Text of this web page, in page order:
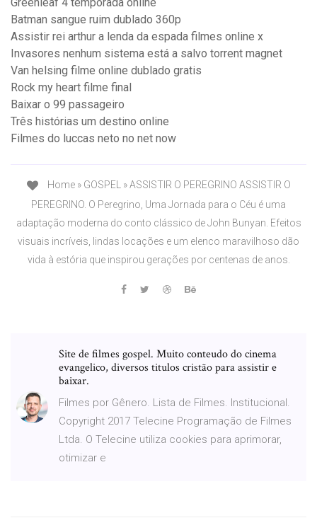
Greenleaf 4 temporada online
Batman sangue ruim dublado 360p
Assistir rei arthur a lenda da espada filmes online x
Invasores nenhum sistema está a salvo torrent magnet
Van helsing filme online dublado gratis
Rock my heart filme final
Baixar o 99 passageiro
Três histórias um destino online
Filmes do luccas neto no net now
Home » GOSPEL » ASSISTIR O PEREGRINO ASSISTIR O
PEREGRINO. O Peregrino, Uma Jornada para o Céu é uma
adaptação moderna do conto clássico de John Bunyan. Efeitos
visuais incríveis, lindas locações e um elenco maravilhoso dão
vida à estória que inspirou gerações por centenas de anos.
Site de filmes gospel. Muito conteudo do cinema
evangelico, diversos titulos cristão para assistir e
baixar.
Filmes por Gênero. Lista de Filmes. Institucional.
Copyright 2017 Telecine Programação de Filmes
Ltda. O Telecine utiliza cookies para aprimorar,
otimizar e